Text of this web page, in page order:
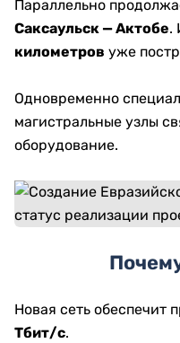
Параллельно
Саксаульск — Актобе.
километров уже
Одновременно
магистральные узлы
оборудование.
Новая сеть обеспечит
Тбит/с.